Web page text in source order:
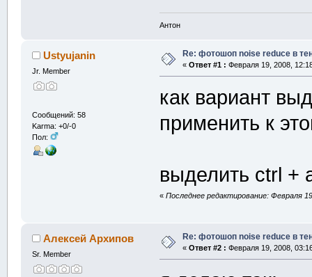
Антон
Ustyujanin
Jr. Member
Сообщений: 58
Karma: +0/-0
Пол:
Re: фотошоп noise reduсe в
« Ответ #1 : Февраля 19, 2008,
как вариант
применить к
выделить ctrl
«Последнее редактирование: Февраля
Алексей Архипов
Sr. Member
Re: фотошоп noise reduсe в
« Ответ #2 : Февраля 19, 2008,